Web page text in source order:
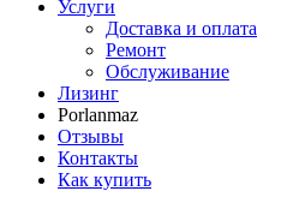
Услуги
Доставка и оплата
Ремонт
Обслуживание
Лизинг
Porlanmaz
Отзывы
Контакты
Как купить